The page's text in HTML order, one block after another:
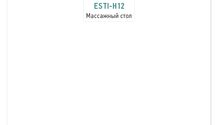
ESTI-H12
Массажный стол